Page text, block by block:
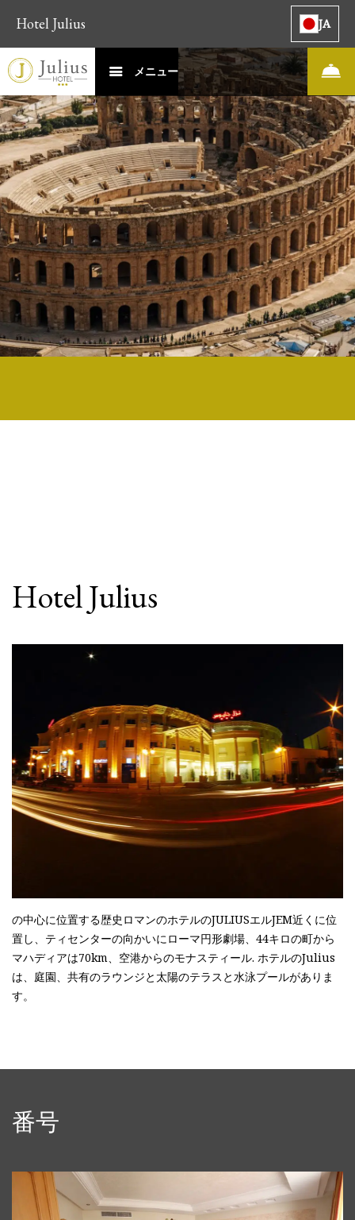
Hotel Julius JA
メニュー
Hotel Julius
の中心に位置する歴史ロマンのホテルのJULIUSエルJEM近くに位
置し、ティセンターの向かいにローマ円形劇場、44キロの町から
マハディアは70km、空港からのモナスティール. ホテルのJulius
は、庭園、共有のラウンジと太陽のテラスと水泳プールがありま
す。
番号